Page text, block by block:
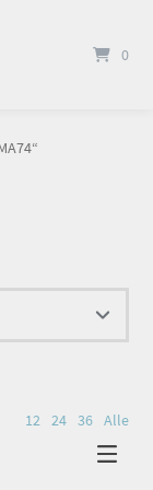
0
12 24 36 Alle